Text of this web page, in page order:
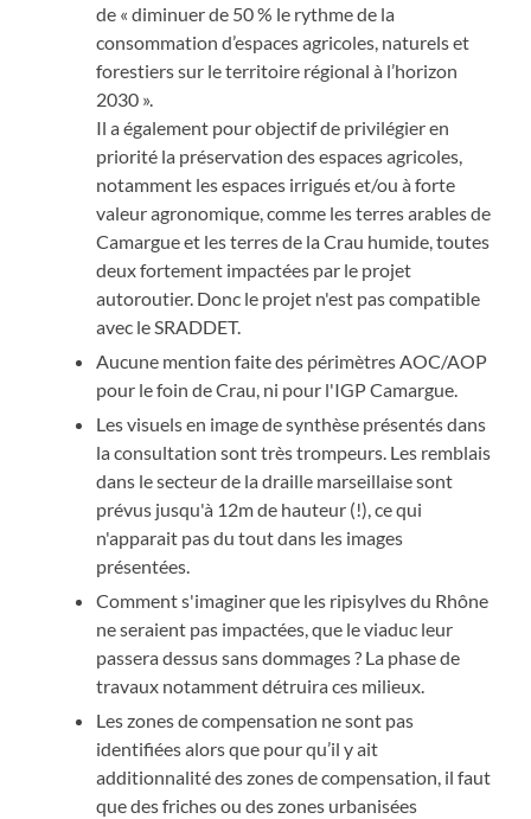
de « diminuer de 50 % le rythme de la
consommation d’espaces agricoles, naturels et
forestiers sur le territoire régional à l’horizon
2030 ».
Il a également pour objectif de privilégier en
priorité la préservation des espaces agricoles,
notamment les espaces irrigués et/ou à forte
valeur agronomique, comme les terres arables de
Camargue et les terres de la Crau humide, toutes
deux fortement impactées par le projet
autoroutier. Donc le projet n'est pas compatible
avec le SRADDET.
Aucune mention faite des périmètres AOC/AOP
pour le foin de Crau, ni pour l'IGP Camargue.
Les visuels en image de synthèse présentés dans
la consultation sont très trompeurs. Les remblais
dans le secteur de la draille marseillaise sont
prévus jusqu'à 12m de hauteur (!), ce qui
n'apparait pas du tout dans les images
présentées.
Comment s'imaginer que les ripisylves du Rhône
ne seraient pas impactées, que le viaduc leur
passera dessus sans dommages ? La phase de
travaux notamment détruira ces milieux.
Les zones de compensation ne sont pas
identifiées alors que pour qu’il y ait
additionnalité des zones de compensation, il faut
que des friches ou des zones urbanisées